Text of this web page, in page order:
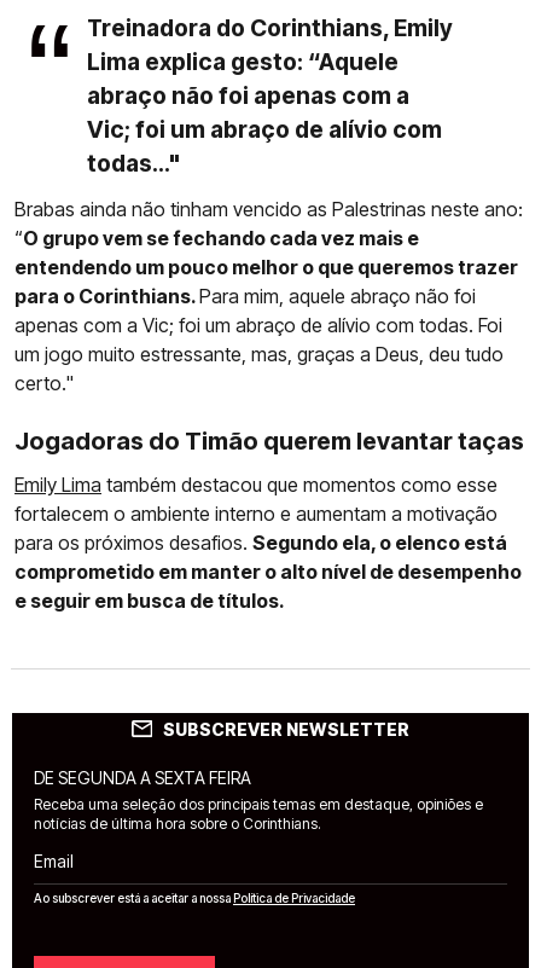
Treinadora do Corinthians, Emily
Lima explica gesto: “Aquele
abraço não foi apenas com a
Vic; foi um abraço de alívio com
todas..."
Brabas ainda não tinham vencido as Palestrinas neste ano:
“O grupo vem se fechando cada vez mais e
entendendo um pouco melhor o que queremos trazer
para o Corinthians.Para mim, aquele abraço não foi
apenas com a Vic; foi um abraço de alívio com todas. Foi
um jogo muito estressante, mas, graças a Deus, deu tudo
certo."
Jogadoras do Timão querem levantar taças
Emily Lima também destacou que momentos como esse
fortalecem o ambiente interno e aumentam a motivação
para os próximos desafios. Segundo ela, o elenco está
comprometido em manter o alto nível de desempenho
e seguir em busca de títulos.
SUBSCREVER NEWSLETTER
DE SEGUNDA A SEXTA FEIRA
Receba uma seleção dos principais temas em destaque, opiniões e
notícias de última hora sobre o Corinthians.
Email
Ao subscrever está a aceitar a nossaPolítica de Privacidade